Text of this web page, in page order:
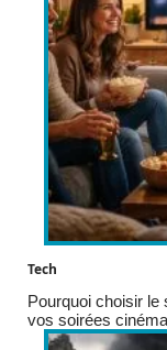
Tech
Pourquoi choisir le
vos soirées